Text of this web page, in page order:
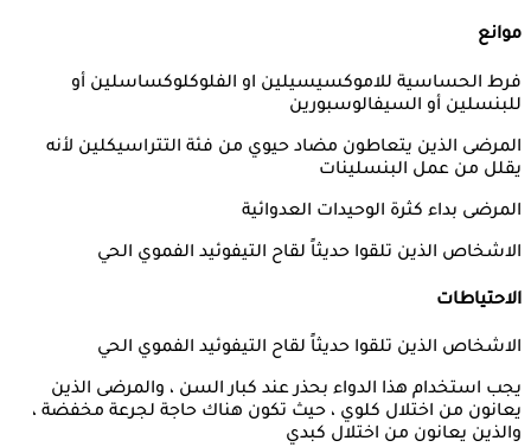
موانع
فرط الحساسية للاموكسيسيلين او الفلوكلوكساسلين أو
للبنسلين أو السيفالوسبورين
المرضى الذين يتعاطون مضاد حيوي من فئة التتراسيكلين لأنه
يقلل من عمل البنسلينات
المرضى بداء كثرة الوحيدات العدوائية
الاشخاص الذين تلقوا حديثاً لقاح التيفوئيد الفموي الحي
الاحتياطات
الاشخاص الذين تلقوا حديثاً لقاح التيفوئيد الفموي الحي
يجب استخدام هذا الدواء بحذر عند كبار السن ، والمرضى الذين
يعانون من اختلال كلوي ، حيث تكون هناك حاجة لجرعة مخفضة ،
والذين يعانون من اختلال كبدي